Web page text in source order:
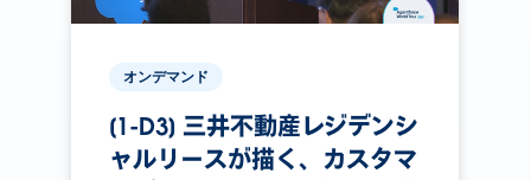
オンデマンド
[1-D3] 三井不動産レジデンシ
ャルリースが描く、カスタマ